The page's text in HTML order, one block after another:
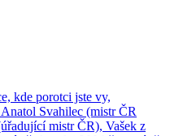
kde porotci jste vy,
Svahilec (mistr ČR
mistr ČR), Vašek z